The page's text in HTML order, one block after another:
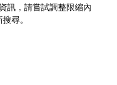
訊，請嘗試調整限縮內
尋。